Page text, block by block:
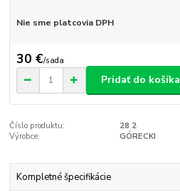
Nie sme platcovia DPH
30 €/sada
Pridať do košíka
Číslo produktu:
28 2
Výrobce:
GÓRECKI
Kompletné špecifikácie